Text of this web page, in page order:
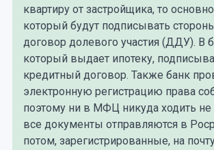
квартиру от застройщика, то
который будут подписывать
договор долевого участия (ДДУ). В
который выдает ипотеку,
кредитный договор. Также банк
электронную регистрацию права
поэтому ни в МФЦ никуда ходить не
все документы отправляются в
потом, зарегистрированные, на